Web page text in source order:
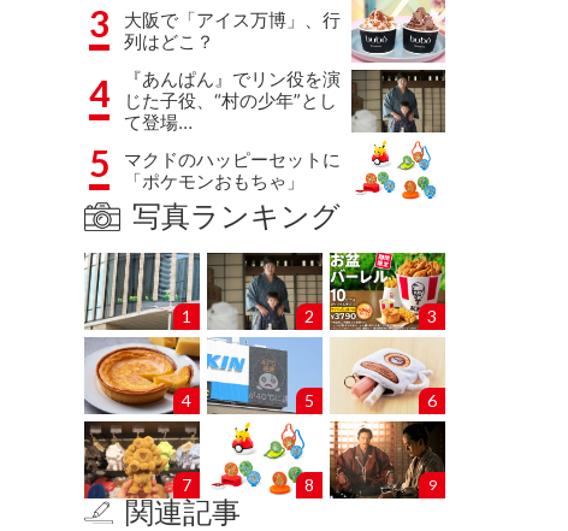
3
大阪で「アイス万博」、行
列はどこ？
4
『あんぱん』でリン役を演
じた子役、“村の少年”とし
て登場…
5
マクドのハッピーセットに
「ポケモンおもちゃ」
写真ランキング
1 2 3
4 5 6
7 8 9
関連記事